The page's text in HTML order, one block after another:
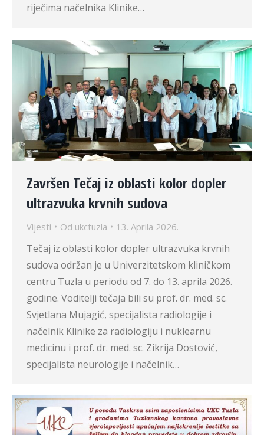
riječima načelnika Klinike…
Završen Tečaj iz oblasti kolor dopler
ultrazvuka krvnih sudova
Vijesti Od ukctuzla 13. Aprila 2026.
Tečaj iz oblasti kolor dopler ultrazvuka krvnih
sudova održan je u Univerzitetskom kliničkom
centru Tuzla u periodu od 7. do 13. aprila 2026.
godine. Voditelji tečaja bili su prof. dr. med. sc.
Svjetlana Mujagić, specijalista radiologije i
načelnik Klinike za radiologiju i nuklearnu
medicinu i prof. dr. med. sc. Zikrija Dostović,
specijalista neurologije i načelnik…